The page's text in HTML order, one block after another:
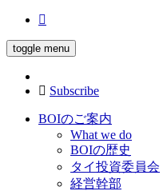
toggle menu
Subscribe
BOIのご案内
What we do
BOIの歴史
タイ投資委員会
経営幹部